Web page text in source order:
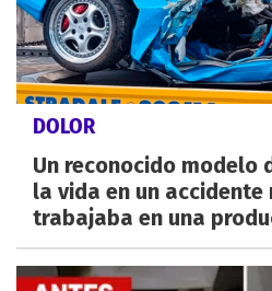
DOLOR
Un reconocido modelo
la vida en un accidente
trabajaba en una